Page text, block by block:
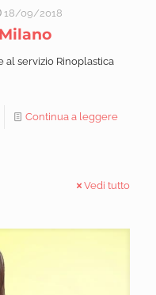
18/09/2018
al servizio Rinoplastica
Continua a leggere
Vedi tutto